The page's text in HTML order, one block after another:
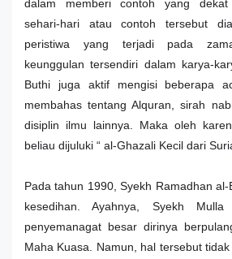
dalam memberi contoh yang dekat
sehari-hari atau contoh tersebut
peristiwa yang terjadi pada
keunggulan tersendiri dalam karya-
Buthi juga aktif mengisi beberapa
membahas tentang Alquran, sirah
disiplin ilmu lainnya. Maka oleh
beliau dijuluki “ al-Ghazali Kecil dari
Pada tahun 1990, Syekh Ramadhan
kesedihan. Ayahnya, Syekh Mulla
penyemanagat besar dirinya
Maha Kuasa. Namun, hal tersebut